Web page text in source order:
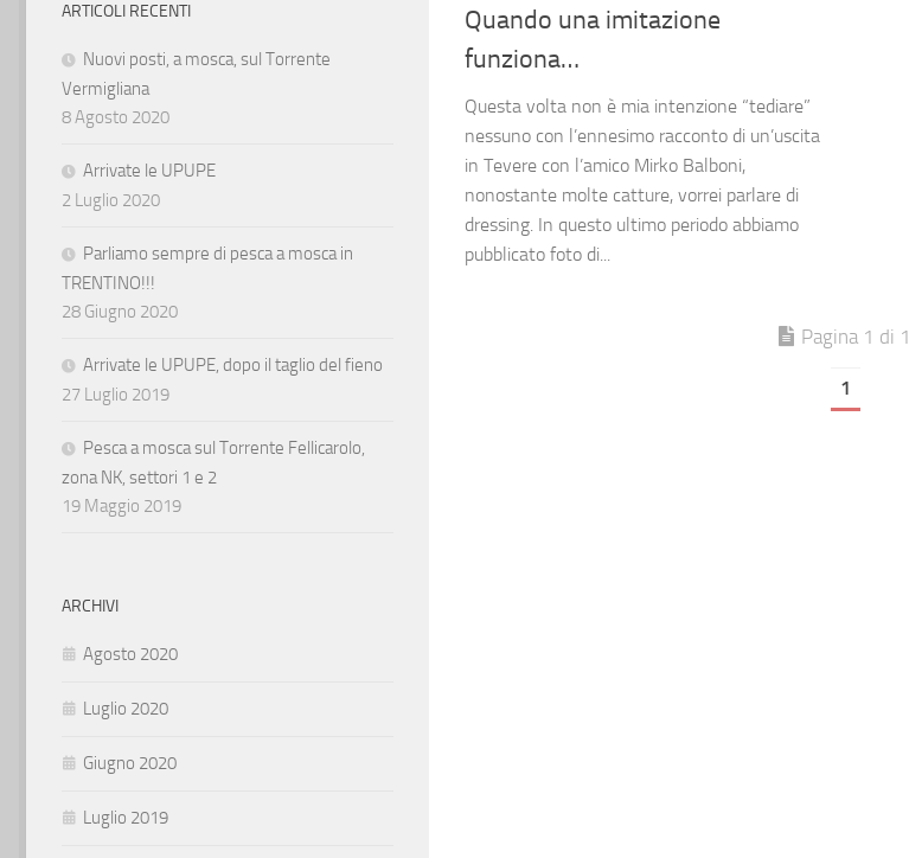
Quando una imitazione
funziona…
Questa volta non è mia intenzione “tediare”
nessuno con l’ennesimo racconto di un’uscita
in Tevere con l’amico Mirko Balboni,
nonostante molte catture, vorrei parlare di
dressing. In questo ultimo periodo abbiamo
pubblicato foto di...
Pagina 1 di 1
1
ARTICOLI RECENTI
Nuovi posti, a mosca, sul Torrente
Vermigliana
8 Agosto 2020
Arrivate le UPUPE
2 Luglio 2020
Parliamo sempre di pesca a mosca in
TRENTINO!!!
28 Giugno 2020
Arrivate le UPUPE, dopo il taglio del fieno
27 Luglio 2019
Pesca a mosca sul Torrente Fellicarolo,
zona NK, settori 1 e 2
19 Maggio 2019
ARCHIVI
Agosto 2020
Luglio 2020
Giugno 2020
Luglio 2019